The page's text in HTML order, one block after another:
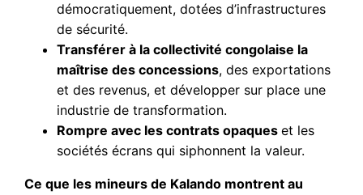
démocratiquement, dotées d’infrastructures
de sécurité.
Transférer à la collectivité congolaise la
maîtrise des concessions, des exportations
et des revenus, et développer sur place une
industrie de transformation.
Rompre avec les contrats opaqueset les
sociétés écrans qui siphonnent la valeur.
Ce que les mineurs de Kalando montrent au